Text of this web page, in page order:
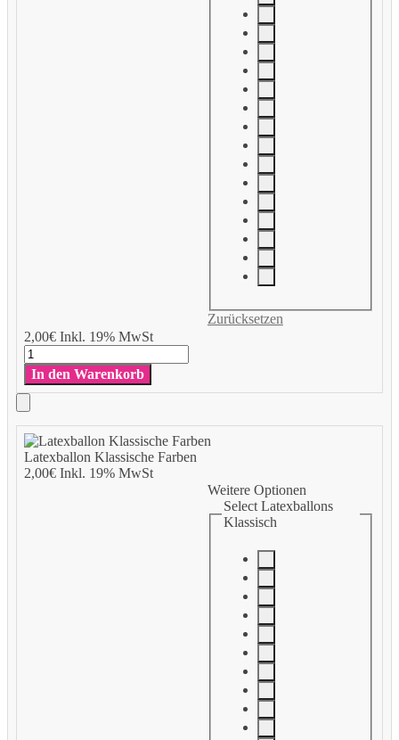
Add
to
Cart
2,00€Inkl. 19% MwSt
Zurücksetzen
Latexballon
Klassische
Farben
Menge
In den Warenkorb
Add
to
Cart
Latexballon Klassische Farben
2,00€Inkl. 19% MwSt
Weitere Optionen
Select Latexballons
Klassisch